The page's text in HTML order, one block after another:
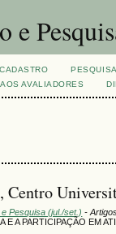
e
CADASTRO PESQUISA
AVALIADORES
Centro
Pesquisa (jul./set.) -
E A PARTICIPAÇÃO EM